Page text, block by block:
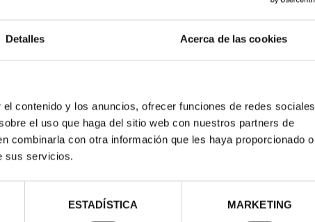
Detalles Acerca de las cookies
contenido y los anuncios, ofrecer funciones de redes sociales
el uso que haga del sitio web con nuestros partners de
combinarla con otra información que les haya proporcionado o
sus servicios.
ESTADÍSTICA MARKETING
CON ESP...
575,00 €
"MUJER CON LOS BR...
575,00 €